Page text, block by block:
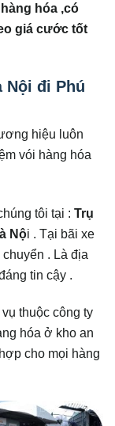
hóa ,có
giá cước tốt
Nội đi Phú
hiệu luôn
vói hàng hóa
tôi tại : Trụ
Nội . Tại bãi xe
. Là địa
tin cậy .
thuộc công ty
hóa ở kho an
cho mọi hàng